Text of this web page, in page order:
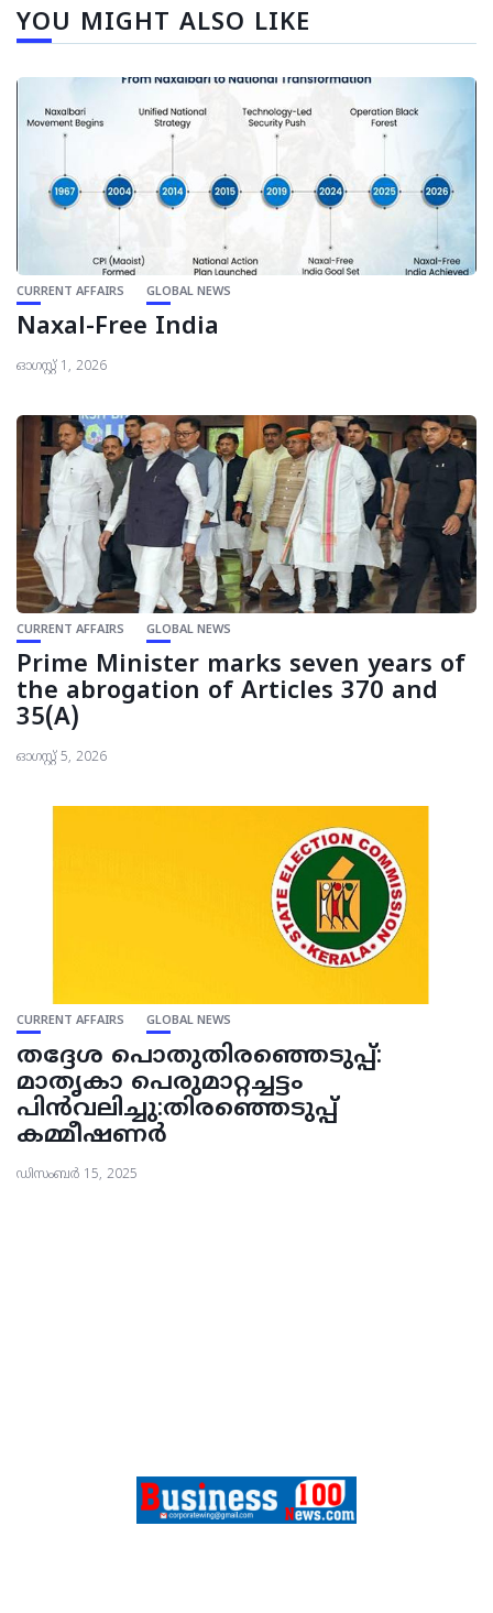
YOU MIGHT ALSO LIKE
CURRENT AFFAIRS GLOBAL NEWS
Naxal-Free India
ഓഗസ്റ്റ്‌ 1, 2026
CURRENT AFFAIRS GLOBAL NEWS
Prime Minister marks seven years of
the abrogation of Articles 370 and
35(A)
ഓഗസ്റ്റ്‌ 5, 2026
CURRENT AFFAIRS GLOBAL NEWS
തദ്ദേശ പൊതുതിരഞ്ഞെടുപ്പ്:
മാതൃകാ പെരുമാറ്റച്ചട്ടം
പിൻവലിച്ചു:തിരഞ്ഞെടുപ്പ്
കമ്മീഷണർ
ഡിസംബർ 15, 2025